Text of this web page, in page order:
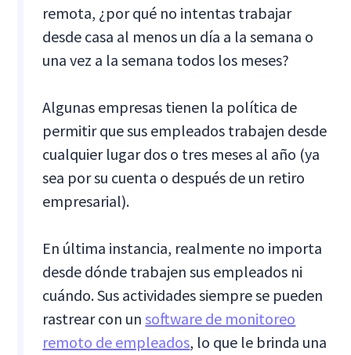
remota, ¿por qué no intentas trabajar
desde casa al menos un día a la semana o
una vez a la semana todos los meses?
Algunas empresas tienen la política de
permitir que sus empleados trabajen desde
cualquier lugar dos o tres meses al año (ya
sea por su cuenta o después de un retiro
empresarial).
En última instancia, realmente no importa
desde dónde trabajen sus empleados ni
cuándo. Sus actividades siempre se pueden
rastrear con unsoftware de monitoreo
remoto de empleados, lo que le brinda una